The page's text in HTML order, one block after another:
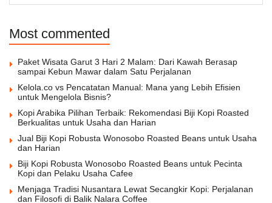
Most commented
Paket Wisata Garut 3 Hari 2 Malam: Dari Kawah Berasap
sampai Kebun Mawar dalam Satu Perjalanan
Kelola.co vs Pencatatan Manual: Mana yang Lebih Efisien
untuk Mengelola Bisnis?
Kopi Arabika Pilihan Terbaik: Rekomendasi Biji Kopi Roasted
Berkualitas untuk Usaha dan Harian
Jual Biji Kopi Robusta Wonosobo Roasted Beans untuk Usaha
dan Harian
Biji Kopi Robusta Wonosobo Roasted Beans untuk Pecinta
Kopi dan Pelaku Usaha Cafee
Menjaga Tradisi Nusantara Lewat Secangkir Kopi: Perjalanan
dan Filosofi di Balik Nalara Coffee